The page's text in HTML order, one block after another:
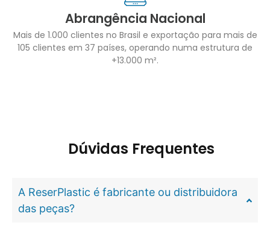
Abrangência Nacional
Mais de 1.000 clientes no Brasil e exportação para mais de
105 clientes em 37 países, operando numa estrutura de
+13.000 m².
Dúvidas Frequentes
A ReserPlastic é fabricante ou distribuidora
das peças?